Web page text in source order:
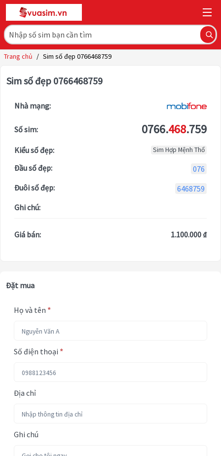
Trang chủ / Sim số đẹp 0766468759
Sim số đẹp 0766468759
Nhà mạng:
Số sim: 0766.468.759
Kiểu số đẹp: Sim Hợp Mệnh Thổ
Đầu số đẹp:
076
Đuôi số đẹp:
6468759
Ghi chú:
Giá bán: 1.100.000 ₫
Đặt mua
Họ và tên *
Số điện thoại *
Địa chỉ
Ghi chú